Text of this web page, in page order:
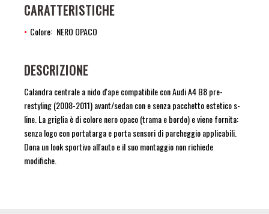
CARATTERISTICHE
Colore NERO OPACO
DESCRIZIONE
Calandra centrale a nido d'ape compatibile con Audi A4 B8 pre-
restyling (2008-2011) avant/sedan con e senza pacchetto estetico s-
line. La griglia è di colore nero opaco (trama e bordo) e viene fornita:
senza logo con portatarga e porta sensori di parcheggio applicabili.
Dona un look sportivo all'auto e il suo montaggio non richiede
modifiche.